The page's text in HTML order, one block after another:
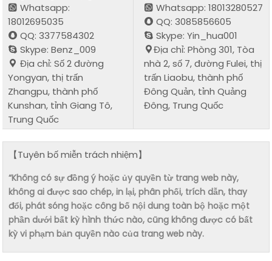
Whatsapp:
18012695035
QQ: 3377584302
Skype: Benz_009
Địa chỉ: Số 2 đường
Yongyan, thị trấn
Zhangpu, thành phố
Kunshan, tỉnh Giang Tô,
Trung Quốc
Whatsapp: 18013280527
QQ: 3085856605
Skype: Yin_hua001
Địa chỉ: Phòng 301, Tòa
nhà 2, số 7, đường Fulei, thị
trấn Liaobu, thành phố
Đông Quản, tỉnh Quảng
Đông, Trung Quốc
【Tuyên bố miễn trách nhiệm】
“Không có sự đồng ý hoặc ủy quyền từ trang web này,
không ai được sao chép, in lại, phân phối, trích dẫn, thay
đổi, phát sóng hoặc công bố nội dung toàn bộ hoặc một
phần dưới bất kỳ hình thức nào, cũng không được có bất
kỳ vi phạm bản quyền nào của trang web này.